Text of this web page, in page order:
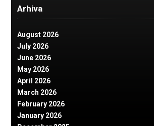
Arhiva
August 2026
July 2026
June 2026
May 2026
April 2026
March 2026
February 2026
January 2026